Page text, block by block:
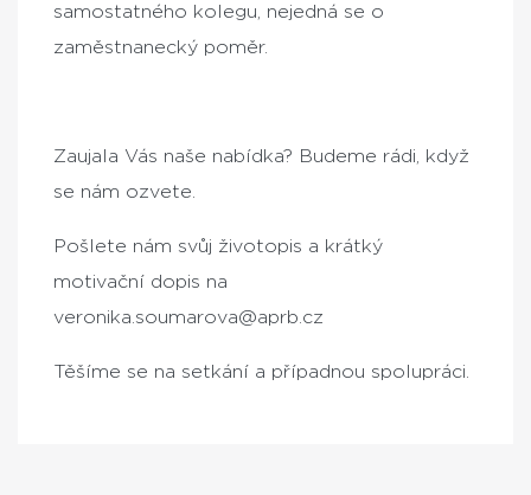
samostatného kolegu, nejedná se o
zaměstnanecký poměr.
Zaujala Vás naše nabídka? Budeme rádi, když
se nám ozvete.
Pošlete nám svůj životopis a krátký
motivační dopis na
veronika.soumarova@aprb.cz
Těšíme se na setkání a případnou spolupráci.